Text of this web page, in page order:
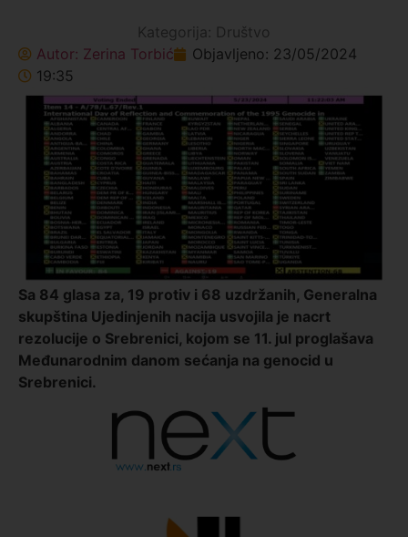
Kategorija: Društvo
Autor: Zerina Torbić Objavljeno: 23/05/2024
19:35
Sa 84 glasa za, 19 protiv i 68 uzdržanih, Generalna
skupština Ujedinjenih nacija usvojila je nacrt
rezolucije o Srebrenici, kojom se 11. jul proglašava
Međunarodnim danom sećanja na genocid u
Srebrenici.